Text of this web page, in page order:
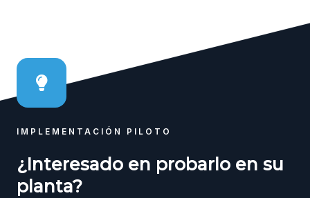
IMPLEMENTACIÓN PILOTO
¿Interesado en probarlo en su
planta?